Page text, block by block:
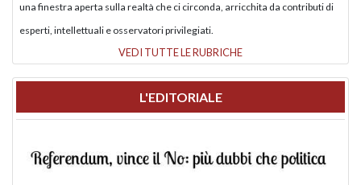
una finestra aperta sulla realtà che ci circonda, arricchita da contributi di
esperti, intellettuali e osservatori privilegiati.
VEDI TUTTE LE RUBRICHE
L'EDITORIALE